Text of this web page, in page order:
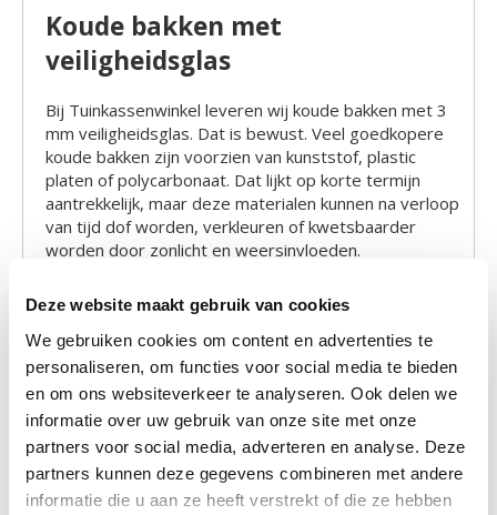
Deze website maakt gebruik van cookies
We gebruiken cookies om content en advertenties te
personaliseren, om functies voor social media te bieden
en om ons websiteverkeer te analyseren. Ook delen we
informatie over uw gebruik van onze site met onze
partners voor social media, adverteren en analyse. Deze
partners kunnen deze gegevens combineren met andere
informatie die u aan ze heeft verstrekt of die ze hebben
Koude bakken met
veiligheidsglas
Bij Tuinkassenwinkel leveren wij koude bakken met 3
mm veiligheidsglas. Dat is bewust. Veel goedkopere
koude bakken zijn voorzien van kunststof, plastic
platen of polycarbonaat. Dat lijkt op korte termijn
aantrekkelijk, maar deze materialen kunnen na verloop
van tijd dof worden, verkleuren of kwetsbaarder
worden door zonlicht en weersinvloeden.
glas en geeft de koude bak een veel fraaiere
uitstraling. Daardoor past de koude bak beter in een
verzorgde tuin, moestuin of bij een hoogwaardige
tuinkas. Ook is het glas eenvoudig schoon te houden
en blijft de lichtinval optimaal.
Duurzaam alternatief voor
plastic kweekbakken